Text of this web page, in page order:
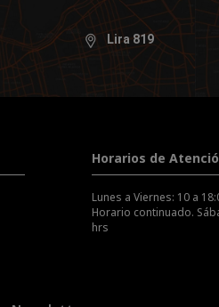
Lira 819
Horarios de
Lunes a Viernes: 10 a
Horario continuado.
hrs